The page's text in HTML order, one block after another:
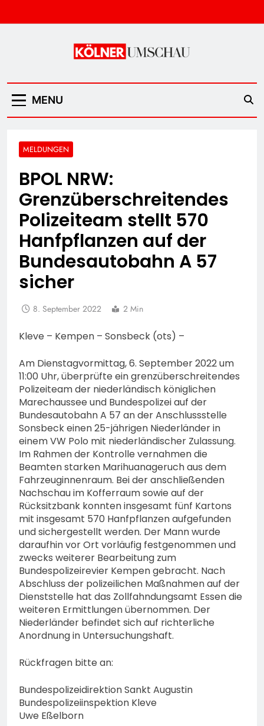
to
Kölner Umschau
MENU
MELDUNGEN
BPOL NRW:
Grenzüberschreitendes
Polizeiteam stellt 570
Hanfpflanzen auf der
Bundesautobahn A 57
sicher
8. September 2022 2 Min
Kleve – Kempen – Sonsbeck (ots) –
Am Dienstagvormittag, 6. September 2022 um
11:00 Uhr, überprüfte ein grenzüberschreitendes
Polizeiteam der niederländisch königlichen
Marechaussee und Bundespolizei auf der
Bundesautobahn A 57 an der Anschlussstelle
Sonsbeck einen 25-jährigen Niederländer in
einem VW Polo mit niederländischer Zulassung.
Im Rahmen der Kontrolle vernahmen die
Beamten starken Marihuanageruch aus dem
Fahrzeuginnenraum. Bei der anschließenden
Nachschau im Kofferraum sowie auf der
Rücksitzbank konnten insgesamt fünf Kartons
mit insgesamt 570 Hanfpflanzen aufgefunden
und sichergestellt werden. Der Mann wurde
daraufhin vor Ort vorläufig festgenommen und
zwecks weiterer Bearbeitung zum
Bundespolizeirevier Kempen gebracht. Nach
Abschluss der polizeilichen Maßnahmen auf der
Dienststelle hat das Zollfahndungsamt Essen die
weiteren Ermittlungen übernommen. Der
Niederländer befindet sich auf richterliche
Anordnung in Untersuchungshaft.
Rückfragen bitte an:
Bundespolizeidirektion Sankt Augustin
Bundespolizeiinspektion Kleve
Uwe Eßelborn